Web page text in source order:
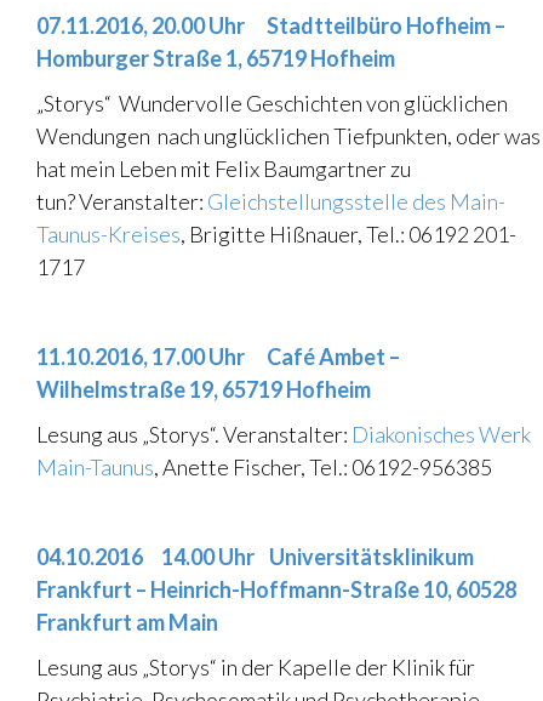
07.11.2016, 20.00 Uhr Stadtteilbüro Hofheim –
Homburger Straße 1, 65719 Hofheim
„Storys“ Wundervolle Geschichten von glücklichen
Wendungen nach unglücklichen Tiefpunkten, oder was
hat mein Leben mit Felix Baumgartner zu
tun? Veranstalter: Gleichstellungsstelle des Main-
Taunus-Kreises, Brigitte Hißnauer, Tel.: 06192 201-
1717
11.10.2016, 17.00 Uhr Café Ambet –
Wilhelmstraße 19, 65719 Hofheim
Lesung aus „Storys“. Veranstalter: Diakonisches Werk
Main-Taunus, Anette Fischer, Tel.: 06192-956385
04.10.2016 14.00 Uhr Universitätsklinikum
Frankfurt – Heinrich-Hoffmann-Straße 10, 60528
Frankfurt am Main
Lesung aus „Storys“ in der Kapelle der Klinik für